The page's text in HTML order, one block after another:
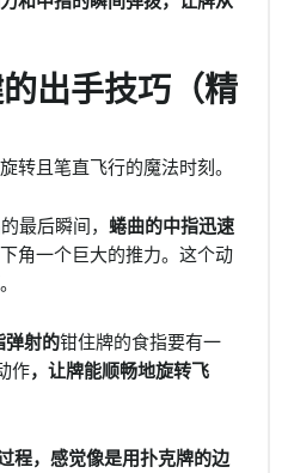
出手技巧（精
转且笔直飞行的魔法时刻。
最后瞬间， 蜷曲的中指迅速
角一个巨大的推力。这个动
弹射的钳住牌的食指要有一
作，让牌能顺畅地旋转飞
程，感觉像是用扑克牌的边